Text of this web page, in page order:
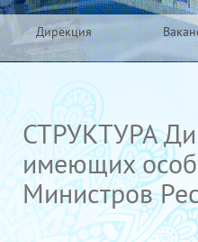
Дирекция
СТРУКТУРА
имеющих
Министров